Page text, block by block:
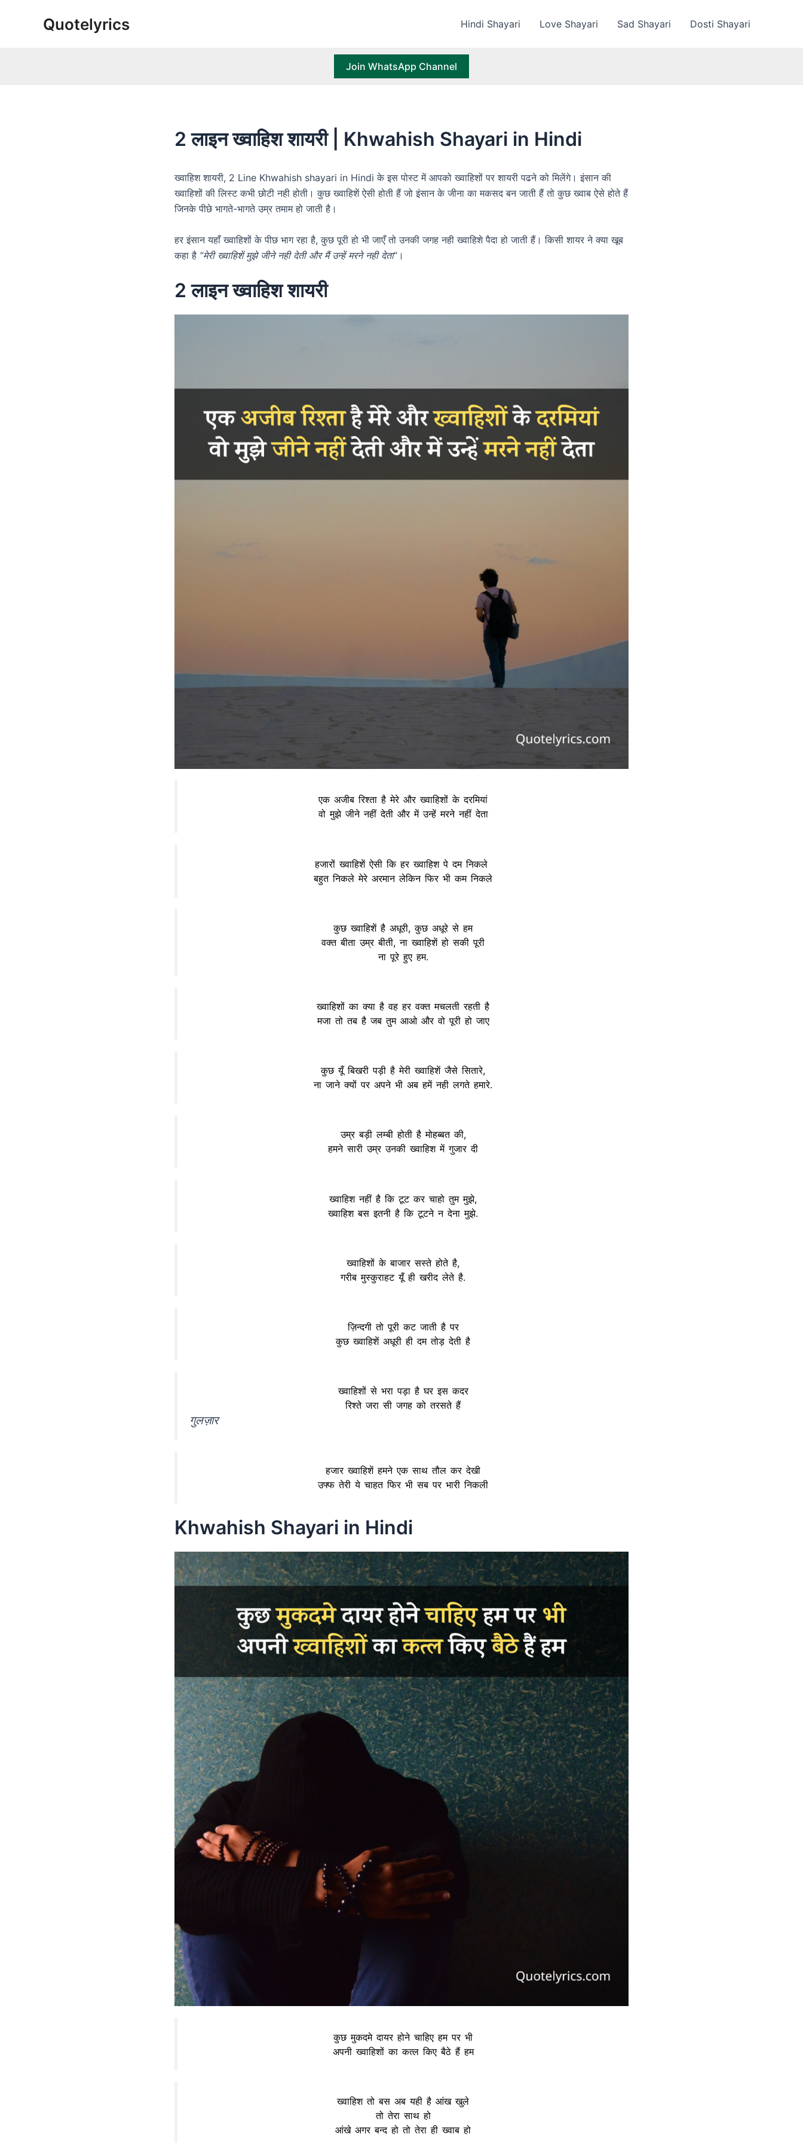
Quotelyrics Hindi Shayari Love Shayari Sad Shayari Dosti Shayari
Join WhatsApp Channel
2 लाइन ख्वाहिश शायरी | Khwahish Shayari in Hindi
ख्वाहिश शायरी, 2 Line Khwahish shayari in Hindi के इस पोस्ट में आपको ख्वाहिशों पर शायरी पढने को मिलेंगे। इंसान की
ख्वाहिशों की लिस्ट कभी छोटी नही होती। कुछ ख्वाहिशें ऐसी होती हैं जो इंसान के जीना का मकसद बन जाती हैं तो कुछ ख्वाब ऐसे होते हैं
जिनके पीछे भागते-भागते उम्र तमाम हो जाती है।
हर इंसान यहाँ ख्वाहिशों के पीछ भाग रहा है, कुछ पूरी हो भी जाएँ तो उनकी जगह नही ख्वाहिशे पैदा हो जाती हैं। किसी शायर ने क्या खूब
कहा है “मेरी ख्वाहिशें मुझे जीने नही देती और मैं उन्हें मरने नही देता“।
2 लाइन ख्वाहिश शायरी
एक अजीब रिश्ता है मेरे और ख्वाहिशों के दरमियां
वो मुझे जीने नहीं देती और में उन्हें मरने नहीं देता
हजारों ख्वाहिशें ऐसी कि हर ख्वाहिश पे दम निकले
बहुत निकले मेरे अरमान लेकिन फिर भी कम निकले
कुछ ख्वाहिशें है अधूरी, कुछ अधूरे से हम
वक्त बीता उम्र बीती, ना ख्वाहिशें हो सकी पूरी
ना पूरे हुए हम.
ख्वाहिशों का क्या है वह हर वक्त मचलती रहती है
मजा तो तब है जब तुम आओ और वो पूरी हो जाए
कुछ यूँ बिखरी पड़ी है मेरी ख्वाहिशें जैसे सितारे,
ना जाने क्यों पर अपने भी अब हमें नही लगते हमारे.
उम्र बड़ी लम्बी होती है मोहब्बत की,
हमने सारी उम्र उनकी ख्वाहिश में गुजार दी
ख्वाहिश नहीं है कि टूट कर चाहो तुम मुझे,
ख्वाहिश बस इतनी है कि टूटने न देना मुझे.
ख्वाहिशों के बाजार सस्ते होते है,
गरीब मुस्कुराहट यूँ ही खरीद लेते है.
ज़िन्दगी तो पूरी कट जाती है पर
कुछ ख्वाहिशें अधूरी ही दम तोड़ देती है
ख्वाहिशों से भरा पड़ा है घर इस कदर
रिश्ते जरा सी जगह को तरसते हैं
गुलज़ार
हजार ख्वाहिशें हमने एक साथ तौल कर देखी
उफ्फ तेरी ये चाहत फिर भी सब पर भारी निकली
Khwahish Shayari in Hindi
कुछ मुकदमे दायर होने चाहिए हम पर भी
अपनी ख्वाहिशों का कत्ल किए बैठे हैं हम
ख्वाहिश तो बस अब यही है आंख खुले
तो तेरा साथ हो
आंखे अगर बन्द हो तो तेरा ही ख्वाब हो